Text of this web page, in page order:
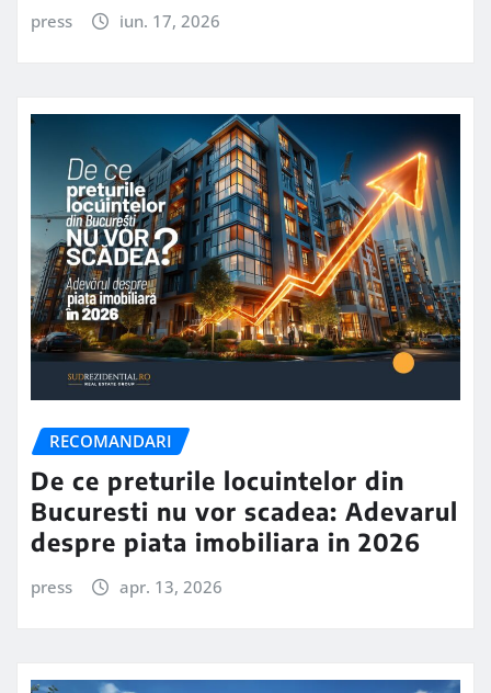
press iun. 17, 2026
RECOMANDARI
De ce preturile locuintelor din
Bucuresti nu vor scadea: Adevarul
despre piata imobiliara in 2026
press apr. 13, 2026